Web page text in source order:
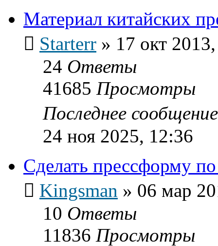
Материал китайских
Starterr » 17 окт
24 Ответы
41685 Просмотры
Последнее
24 ноя 2025, 12:36
Сделать прессформу
Kingsman » 06 мар
10 Ответы
11836 Просмотры